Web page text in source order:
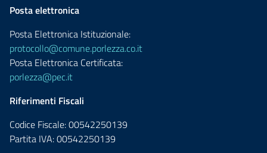
Posta elettronica
Posta Elettronica Istituzionale:
protocollo@comune.porlezza.co.it
Posta Elettronica Certificata:
porlezza@pec.it
Riferimenti Fiscali
Codice Fiscale: 00542250139
Partita IVA: 00542250139